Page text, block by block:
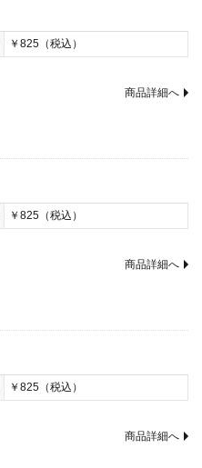
￥825（税込）
商品詳細へ
￥825（税込）
商品詳細へ
￥825（税込）
商品詳細へ